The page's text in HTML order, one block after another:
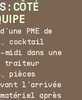
: CÔTÉ
PME de
cocktail
dans une
traiteur
pièces
l'arrivée
après